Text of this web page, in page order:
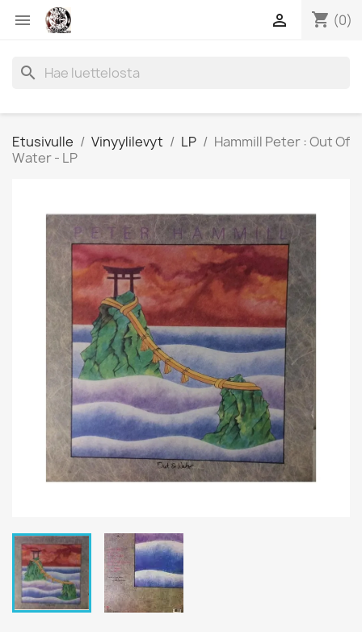
 shopping_cart (0)

search
Etusivulle Vinyylilevyt LP
Hammill Peter : Out Of
Water - LP